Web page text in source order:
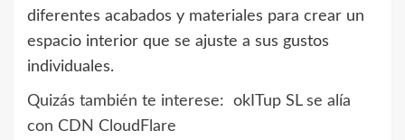
diferentes acabados y materiales para crear un
espacio interior que se ajuste a sus gustos
individuales.
Quizás también te interese:
okITup SL se alía
con CDN CloudFlare